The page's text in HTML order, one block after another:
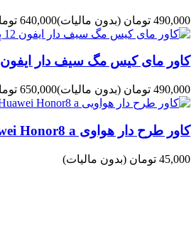
490,000 تومان (بدون مالیات)640,000 تومان
کاور مای کیس مگ سیف دار ایفون 12 پرومکس
490,000 تومان (بدون مالیات)650,000 تومان
کاور طرح دار هواوی Huawei Honor8 a
45,000 تومان (بدون مالیات)